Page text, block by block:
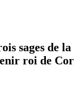
sages de
roi de